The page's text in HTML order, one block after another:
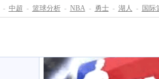
- 中超 - 篮球分析 - NBA - 勇士 - 湖人 - 国际